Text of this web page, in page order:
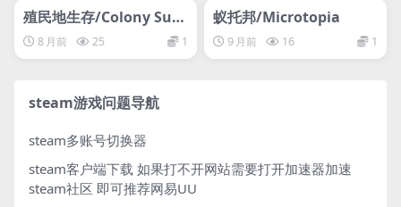
网盘下载游戏
殖民地生存/Colony Surv
ival8 月前 25 1
网盘下载游戏
蚁托邦/Microtopia
9 月前 16 1
steam游戏问题导航
steam多账号切换器
steam客户端下载 如果打不开网站需要打开加速器加速
steam社区 即可推荐网易UU